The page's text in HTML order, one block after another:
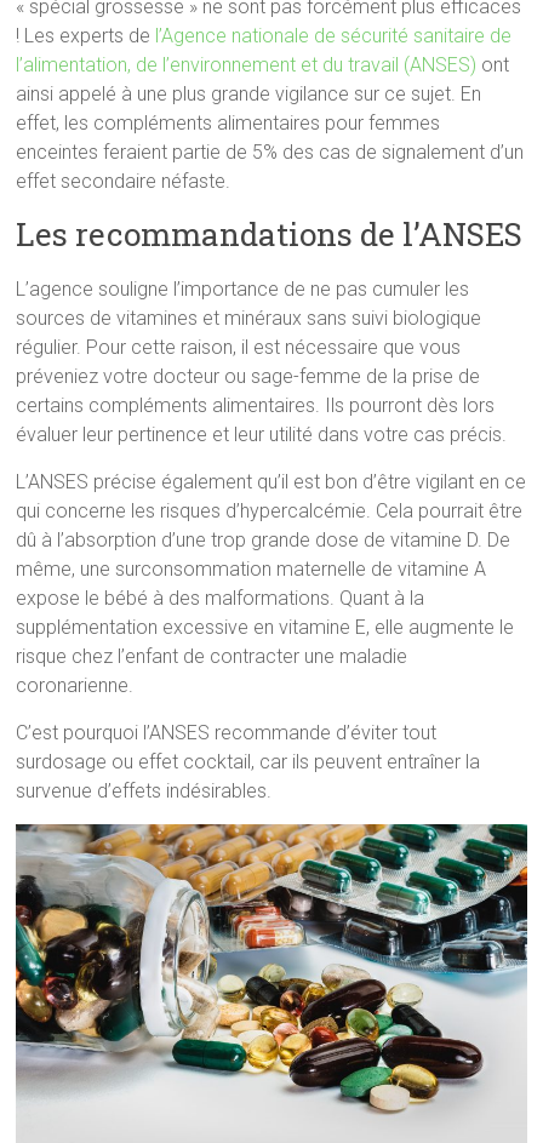
« spécial grossesse » ne sont pas forcément plus efficaces
! Les experts de l’Agence nationale de sécurité sanitaire de
l’alimentation, de l’environnement et du travail (ANSES) ont
ainsi appelé à une plus grande vigilance sur ce sujet. En
effet, les compléments alimentaires pour femmes
enceintes feraient partie de 5% des cas de signalement d’un
effet secondaire néfaste.
Les recommandations de l’ANSES
L’agence souligne l’importance de ne pas cumuler les
sources de vitamines et minéraux sans suivi biologique
régulier. Pour cette raison, il est nécessaire que vous
préveniez votre docteur ou sage-femme de la prise de
certains compléments alimentaires. Ils pourront dès lors
évaluer leur pertinence et leur utilité dans votre cas précis.
L’ANSES précise également qu’il est bon d’être vigilant en ce
qui concerne les risques d’hypercalcémie. Cela pourrait être
dû à l’absorption d’une trop grande dose de vitamine D. De
même, une surconsommation maternelle de vitamine A
expose le bébé à des malformations. Quant à la
supplémentation excessive en vitamine E, elle augmente le
risque chez l’enfant de contracter une maladie
coronarienne.
C’est pourquoi l’ANSES recommande d’éviter tout
surdosage ou effet cocktail, car ils peuvent entraîner la
survenue d’effets indésirables.